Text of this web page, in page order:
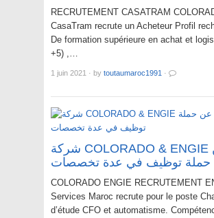
RECRUTEMENT CASATRAM
CasaTram recrute un Acheteur Profil
De formation supérieure en achat et
+5) ,…
1 juin 2021 · by toutaumaroc1991 ·
شركة COLORADO & ENGIE تعلن عن
حملة توظيف في عدة تخصصات
COLORADO ENGIE RECRUTEMENT
Services Maroc recrute pour le poste
d’étude CFO et automatisme.